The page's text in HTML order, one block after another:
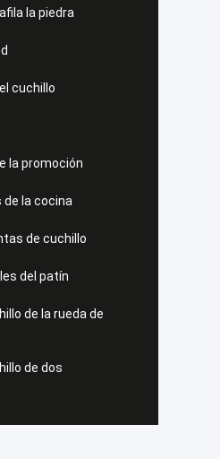
la piedra
cuchillo
la promoción
la cocina
de cuchillo
del patín
de la rueda de
de dos